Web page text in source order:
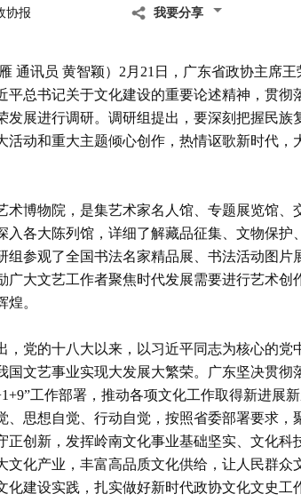
协报 我要分享
通讯员 黄智颖）2月21日，广东省政协主席
平总书记关于文化建设的重要论述精神，贯彻
发展进行调研。调研组提出，要深刻把握民族
活动和重大主题倾心创作，热情讴歌新时代，
术博物院，是集艺术家名人馆、专题展览馆、
各大陈列馆，详细了解藏品征集、文物保护
组参观了全国书法名家精品展、书法活动图片
广大文艺工作者聚焦时代发展需要进行艺术创
。
，党的十八大以来，以习近平同志为核心的党
国文艺事业实现大发展大繁荣。广东坚决贯彻
工作部署，推动各项文化工作取得新进展
思想自觉、行动自觉，按照省委部署要求，
正创新，发挥岭南文化事业基础坚实、文化科
化产业，丰富高品质文化供给，让人民群众
化建设实践，扎实做好新时代政协文化文史工